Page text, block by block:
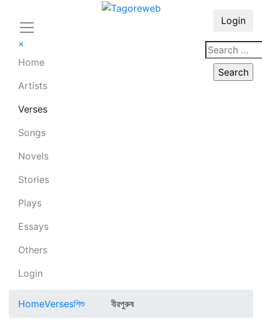
×
Home
Artists
Verses
Songs
Novels
Stories
Plays
Essays
Others
Login
Login
HomeVersesশিশু বীরপুরুষ